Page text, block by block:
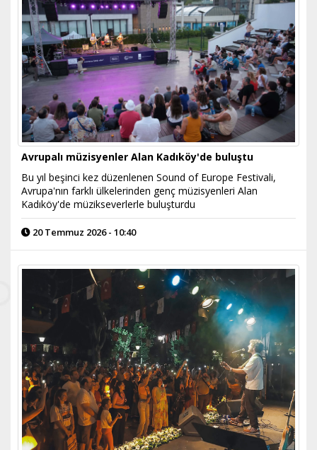
Avrupalı müzisyenler Alan Kadıköy'de buluştu
Bu yıl beşinci kez düzenlenen Sound of Europe Festivali,
Avrupa'nın farklı ülkelerinden genç müzisyenleri Alan
Kadıköy'de müzikseverlerle buluşturdu
20 Temmuz 2026 - 10:40